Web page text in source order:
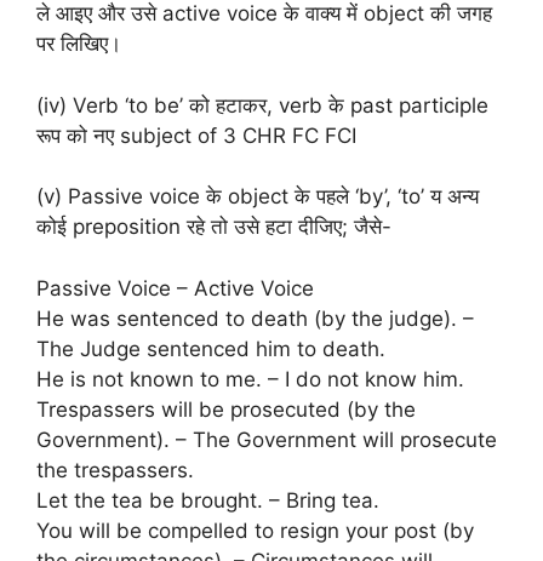
ले आइए और उसे active voice के वाक्य में object की जगह
पर लिखिए।
(iv) Verb ‘to be’ को हटाकर, verb के past participle
रूप को नए subject of 3 CHR FC FCI
(v) Passive voice के object के पहले ‘by’, ‘to’ य अन्य
कोई preposition रहे तो उसे हटा दीजिए; जैसे-
Passive Voice – Active Voice
He was sentenced to death (by the judge). –
The Judge sentenced him to death.
He is not known to me. – I do not know him.
Trespassers will be prosecuted (by the
Government). – The Government will prosecute
the trespassers.
Let the tea be brought. – Bring tea.
You will be compelled to resign your post (by